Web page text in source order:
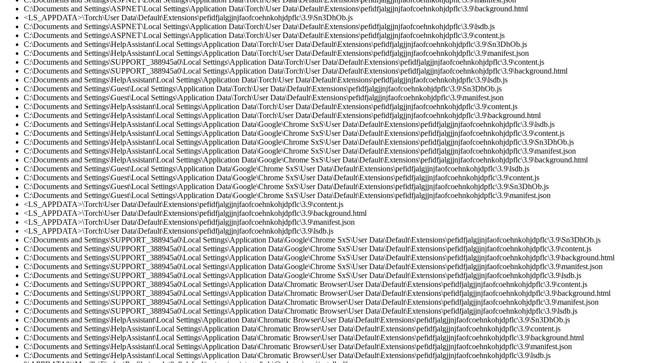
C:\Documents and Settings\ASPNET\Local Settings\Application Data\Torch\User Data\Default\Extensions\pefidfjalgjjnjfaofcoehnkohjdpflc\3.9\background.html
<LS_APPDATA>\Torch\User Data\Default\Extensions\pefidfjalgjjnjfaofcoehnkohjdpflc\3.9\Sn3DhOb.js
C:\Documents and Settings\ASPNET\Local Settings\Application Data\Torch\User Data\Default\Extensions\pefidfjalgjjnjfaofcoehnkohjdpflc\3.9\lsdb.js
C:\Documents and Settings\ASPNET\Local Settings\Application Data\Torch\User Data\Default\Extensions\pefidfjalgjjnjfaofcoehnkohjdpflc\3.9\content.js
C:\Documents and Settings\HelpAssistant\Local Settings\Application Data\Torch\User Data\Default\Extensions\pefidfjalgjjnjfaofcoehnkohjdpflc\3.9\Sn3DhOb.js
C:\Documents and Settings\HelpAssistant\Local Settings\Application Data\Torch\User Data\Default\Extensions\pefidfjalgjjnjfaofcoehnkohjdpflc\3.9\manifest.json
C:\Documents and Settings\SUPPORT_388945a0\Local Settings\Application Data\Torch\User Data\Default\Extensions\pefidfjalgjjnjfaofcoehnkohjdpflc\3.9\content.js
C:\Documents and Settings\SUPPORT_388945a0\Local Settings\Application Data\Torch\User Data\Default\Extensions\pefidfjalgjjnjfaofcoehnkohjdpflc\3.9\background.html
C:\Documents and Settings\HelpAssistant\Local Settings\Application Data\Torch\User Data\Default\Extensions\pefidfjalgjjnjfaofcoehnkohjdpflc\3.9\lsdb.js
C:\Documents and Settings\Guest\Local Settings\Application Data\Torch\User Data\Default\Extensions\pefidfjalgjjnjfaofcoehnkohjdpflc\3.9\Sn3DhOb.js
C:\Documents and Settings\Guest\Local Settings\Application Data\Torch\User Data\Default\Extensions\pefidfjalgjjnjfaofcoehnkohjdpflc\3.9\manifest.json
C:\Documents and Settings\HelpAssistant\Local Settings\Application Data\Torch\User Data\Default\Extensions\pefidfjalgjjnjfaofcoehnkohjdpflc\3.9\content.js
C:\Documents and Settings\HelpAssistant\Local Settings\Application Data\Torch\User Data\Default\Extensions\pefidfjalgjjnjfaofcoehnkohjdpflc\3.9\background.html
C:\Documents and Settings\HelpAssistant\Local Settings\Application Data\Google\Chrome SxS\User Data\Default\Extensions\pefidfjalgjjnjfaofcoehnkohjdpflc\3.9\lsdb.js
C:\Documents and Settings\HelpAssistant\Local Settings\Application Data\Google\Chrome SxS\User Data\Default\Extensions\pefidfjalgjjnjfaofcoehnkohjdpflc\3.9\content.js
C:\Documents and Settings\HelpAssistant\Local Settings\Application Data\Google\Chrome SxS\User Data\Default\Extensions\pefidfjalgjjnjfaofcoehnkohjdpflc\3.9\Sn3DhOb.js
C:\Documents and Settings\HelpAssistant\Local Settings\Application Data\Google\Chrome SxS\User Data\Default\Extensions\pefidfjalgjjnjfaofcoehnkohjdpflc\3.9\manifest.json
C:\Documents and Settings\HelpAssistant\Local Settings\Application Data\Google\Chrome SxS\User Data\Default\Extensions\pefidfjalgjjnjfaofcoehnkohjdpflc\3.9\background.html
C:\Documents and Settings\Guest\Local Settings\Application Data\Google\Chrome SxS\User Data\Default\Extensions\pefidfjalgjjnjfaofcoehnkohjdpflc\3.9\lsdb.js
C:\Documents and Settings\Guest\Local Settings\Application Data\Google\Chrome SxS\User Data\Default\Extensions\pefidfjalgjjnjfaofcoehnkohjdpflc\3.9\content.js
C:\Documents and Settings\Guest\Local Settings\Application Data\Google\Chrome SxS\User Data\Default\Extensions\pefidfjalgjjnjfaofcoehnkohjdpflc\3.9\Sn3DhOb.js
C:\Documents and Settings\Guest\Local Settings\Application Data\Google\Chrome SxS\User Data\Default\Extensions\pefidfjalgjjnjfaofcoehnkohjdpflc\3.9\manifest.json
<LS_APPDATA>\Torch\User Data\Default\Extensions\pefidfjalgjjnjfaofcoehnkohjdpflc\3.9\content.js
<LS_APPDATA>\Torch\User Data\Default\Extensions\pefidfjalgjjnjfaofcoehnkohjdpflc\3.9\background.html
<LS_APPDATA>\Torch\User Data\Default\Extensions\pefidfjalgjjnjfaofcoehnkohjdpflc\3.9\manifest.json
<LS_APPDATA>\Torch\User Data\Default\Extensions\pefidfjalgjjnjfaofcoehnkohjdpflc\3.9\lsdb.js
C:\Documents and Settings\SUPPORT_388945a0\Local Settings\Application Data\Google\Chrome SxS\User Data\Default\Extensions\pefidfjalgjjnjfaofcoehnkohjdpflc\3.9\Sn3DhOb.js
C:\Documents and Settings\SUPPORT_388945a0\Local Settings\Application Data\Google\Chrome SxS\User Data\Default\Extensions\pefidfjalgjjnjfaofcoehnkohjdpflc\3.9\content.js
C:\Documents and Settings\SUPPORT_388945a0\Local Settings\Application Data\Google\Chrome SxS\User Data\Default\Extensions\pefidfjalgjjnjfaofcoehnkohjdpflc\3.9\background.html
C:\Documents and Settings\SUPPORT_388945a0\Local Settings\Application Data\Google\Chrome SxS\User Data\Default\Extensions\pefidfjalgjjnjfaofcoehnkohjdpflc\3.9\manifest.json
C:\Documents and Settings\SUPPORT_388945a0\Local Settings\Application Data\Google\Chrome SxS\User Data\Default\Extensions\pefidfjalgjjnjfaofcoehnkohjdpflc\3.9\lsdb.js
C:\Documents and Settings\SUPPORT_388945a0\Local Settings\Application Data\Chromatic Browser\User Data\Default\Extensions\pefidfjalgjjnjfaofcoehnkohjdpflc\3.9\content.js
C:\Documents and Settings\SUPPORT_388945a0\Local Settings\Application Data\Chromatic Browser\User Data\Default\Extensions\pefidfjalgjjnjfaofcoehnkohjdpflc\3.9\background.html
C:\Documents and Settings\SUPPORT_388945a0\Local Settings\Application Data\Chromatic Browser\User Data\Default\Extensions\pefidfjalgjjnjfaofcoehnkohjdpflc\3.9\manifest.json
C:\Documents and Settings\SUPPORT_388945a0\Local Settings\Application Data\Chromatic Browser\User Data\Default\Extensions\pefidfjalgjjnjfaofcoehnkohjdpflc\3.9\lsdb.js
C:\Documents and Settings\HelpAssistant\Local Settings\Application Data\Chromatic Browser\User Data\Default\Extensions\pefidfjalgjjnjfaofcoehnkohjdpflc\3.9\Sn3DhOb.js
C:\Documents and Settings\HelpAssistant\Local Settings\Application Data\Chromatic Browser\User Data\Default\Extensions\pefidfjalgjjnjfaofcoehnkohjdpflc\3.9\content.js
C:\Documents and Settings\HelpAssistant\Local Settings\Application Data\Chromatic Browser\User Data\Default\Extensions\pefidfjalgjjnjfaofcoehnkohjdpflc\3.9\background.html
C:\Documents and Settings\HelpAssistant\Local Settings\Application Data\Chromatic Browser\User Data\Default\Extensions\pefidfjalgjjnjfaofcoehnkohjdpflc\3.9\manifest.json
C:\Documents and Settings\HelpAssistant\Local Settings\Application Data\Chromatic Browser\User Data\Default\Extensions\pefidfjalgjjnjfaofcoehnkohjdpflc\3.9\lsdb.js